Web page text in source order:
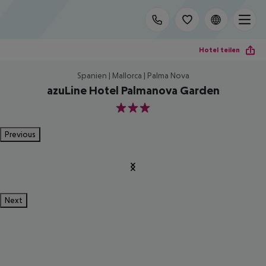
Hotel teilen
Spanien | Mallorca | Palma Nova
azuLine Hotel Palmanova Garden
3
Previous
Next